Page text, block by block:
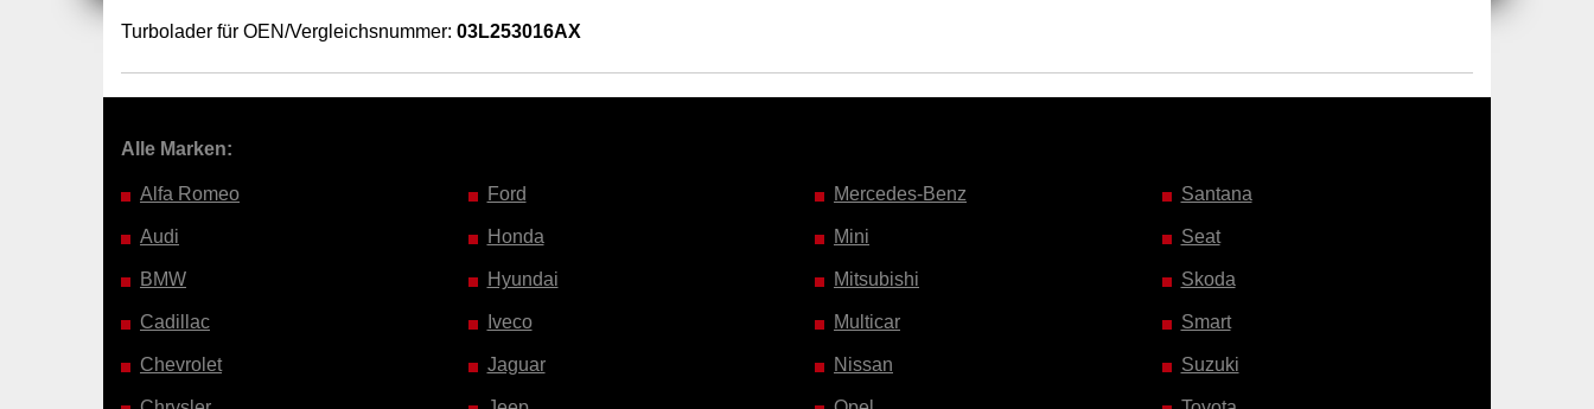
Turbolader für OEN/Vergleichsnummer: 03L253016AX
Alle Marken:
Alfa Romeo
Audi
BMW
Cadillac
Chevrolet
Ford
Honda
Hyundai
Iveco
Jaguar
Mercedes-Benz
Mini
Mitsubishi
Multicar
Nissan
Santana
Seat
Skoda
Smart
Suzuki